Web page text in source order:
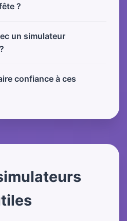
?
un simulateur
confiance à ces